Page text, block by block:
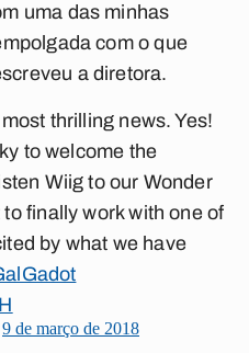
uma das minhas
com o que
a diretora.
thrilling news. Yes!
to welcome the
Wiig to our Wonder
finally work with one of
by what we have
9 de março de 2018